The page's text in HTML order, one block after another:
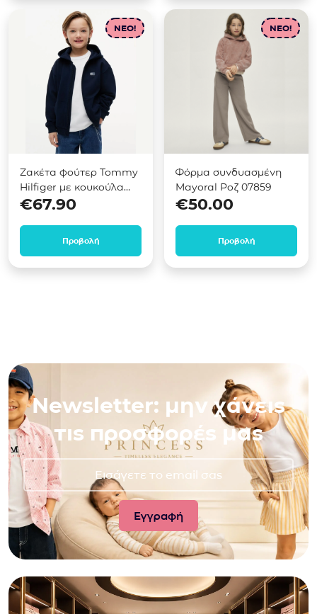
NEO!
Ζακέτα φούτερ Tommy
Hilfiger με κουκούλα
Μπλε KB0KB10553
€67.90
Προβολή
NEO!
Φόρμα συνδυασμένη
Mayoral Ροζ 07859
€50.00
Προβολή
Newsletter: μην χάνεις
τις προσφορές μας